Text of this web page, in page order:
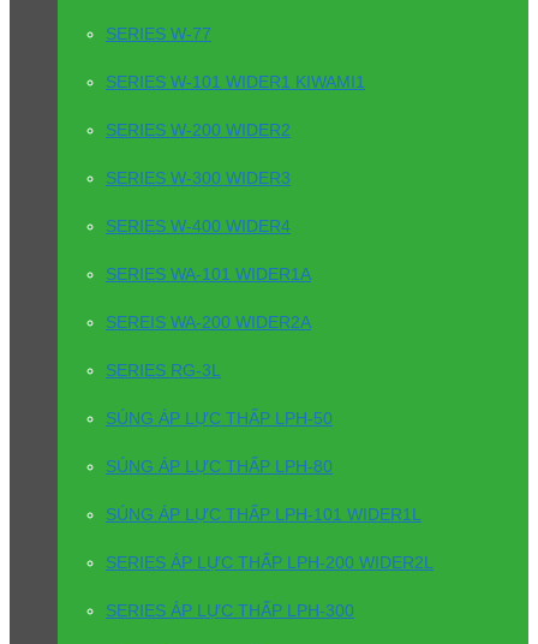
SERIES W-77
SERIES W-101 WIDER1 KIWAMI1
SERIES W-200 WIDER2
SERIES W-300 WIDER3
SERIES W-400 WIDER4
SERIES WA-101 WIDER1A
SEREIS WA-200 WIDER2A
SERIES RG-3L
SÚNG ÁP LỰC THẤP LPH-50
SÚNG ÁP LỰC THẤP LPH-80
SÚNG ÁP LỰC THẤP LPH-101 WIDER1L
SERIES ÁP LỰC THẤP LPH-200 WIDER2L
SERIES ÁP LỰC THẤP LPH-300